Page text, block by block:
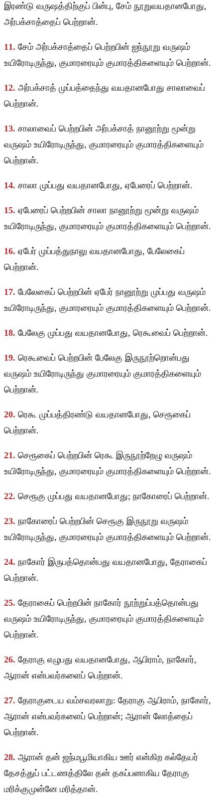
இரண்டு வருஷத்திற்குப் பின்பு, சேம் நூறுவயதானபோது,
அர்பக்சாத்தைப் பெற்றான்.
11. சேம் அர்பக்சாத்தைப் பெற்றபின் ஐந்நூறு வருஷம்
உயிரோடிருந்து, குமாரரையும் குமாரத்திகளையும் பெற்றான்.
12. அர்பக்சாத் முப்பத்தைந்து வயதானபோது சாலாவைப்
பெற்றான்.
13. சாலாவைப் பெற்றபின் அர்பக்சாத் நானூற்று மூன்று
வருஷம் உயிரோடிருந்து, குமாரரையும் குமாரத்திகளையும்
பெற்றான்.
14. சாலா முப்பது வயதானபோது, ஏபேரைப் பெற்றான்.
15. ஏபேரைப் பெற்றபின் சாலா நானூற்று மூன்று வருஷம்
உயிரோடிருந்து, குமாரரையும் குமாரத்திகளையும் பெற்றான்.
16. ஏபேர் முப்பத்துநாலு வயதானபோது, பேலேகைப்
பெற்றான்.
17. பேலேகைப் பெற்றபின் ஏபேர் நானூற்று முப்பது வருஷம்
உயிரோடிருந்து, குமாரரையும் குமாரத்திகளையும் பெற்றான்.
18. பேலேகு முப்பது வயதானபோது, ரெகூவைப் பெற்றான்.
19. ரெகூவைப் பெற்றபின் பேலேகு இருநூற்றொன்பது
வருஷம் உயிரோடிருந்து குமாரரையும் குமாரத்திகளையும்
பெற்றான்.
20. ரெகூ முப்பத்திரண்டு வயதானபோது, செரூகைப்
பெற்றான்.
21. செரூகைப் பெற்றபின் ரெகூ இருநூற்றேழு வருஷம்
உயிரோடிருந்து, குமாரரையும் குமாரத்திகளையும் பெற்றான்.
22. செரூகு முப்பது வயதானபோது; நாகோரைப் பெற்றான்.
23. நாகோரைப் பெற்றபின் செரூகு இருநூறு வருஷம்
உயிரோடிருந்து, குமாரரையும் குமாரத்திகளையும் பெற்றான்.
24. நாகோர் இருபத்தொன்பது வயதானபோது, தேராகைப்
பெற்றான்.
25. தேராகைப் பெற்றபின் நாகோர் நூற்றுப்பத்தொன்பது
வருஷம் உயிரோடிருந்து, குமாரரையும் குமாரத்திகளையும்
பெற்றான்.
26. தேராகு எழுபது வயதானபோது, ஆபிராம், நாகோர்,
ஆரான் என்பவர்களைப் பெற்றான்.
27. தேராகுடைய வம்சவரலாறு: தேராகு ஆபிராம், நாகோர்,
ஆரான் என்பவர்களைப் பெற்றான்; ஆரான் லோத்தைப்
பெற்றான்.
28. ஆரான் தன் ஜந்மபூமியாகிய ஊர் என்கிற கல்தேயர்
தேசத்துப் பட்டணத்திலே தன் தகப்பனாகிய தேராகு
மரிக்குமுன்னே மரித்தான்.